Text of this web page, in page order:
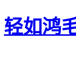
轻如鸿